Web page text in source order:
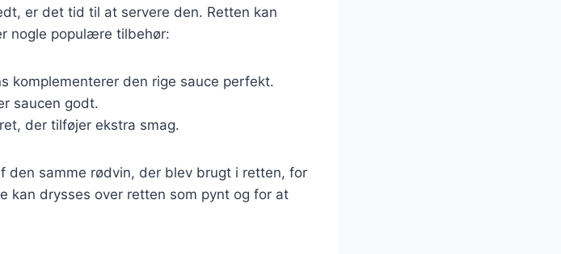
er det tid til at servere den. Retten kan
nogle populære tilbehør:
komplementerer den rige sauce perfekt.
saucen godt.
der tilføjer ekstra smag.
den samme rødvin, der blev brugt i retten, for
kan drysses over retten som pynt og for at